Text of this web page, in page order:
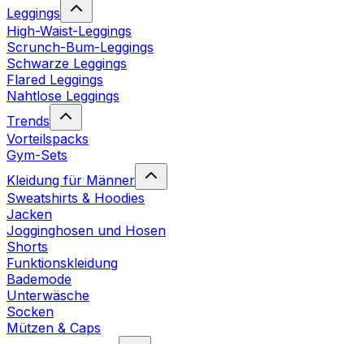
Leggings
High-Waist-Leggings
Scrunch-Bum-Leggings
Schwarze Leggings
Flared Leggings
Nahtlose Leggings
Trends
Vorteilspacks
Gym-Sets
Kleidung für Männer
Sweatshirts & Hoodies
Jacken
Jogginghosen und Hosen
Shorts
Funktionskleidung
Bademode
Unterwäsche
Socken
Mützen & Caps